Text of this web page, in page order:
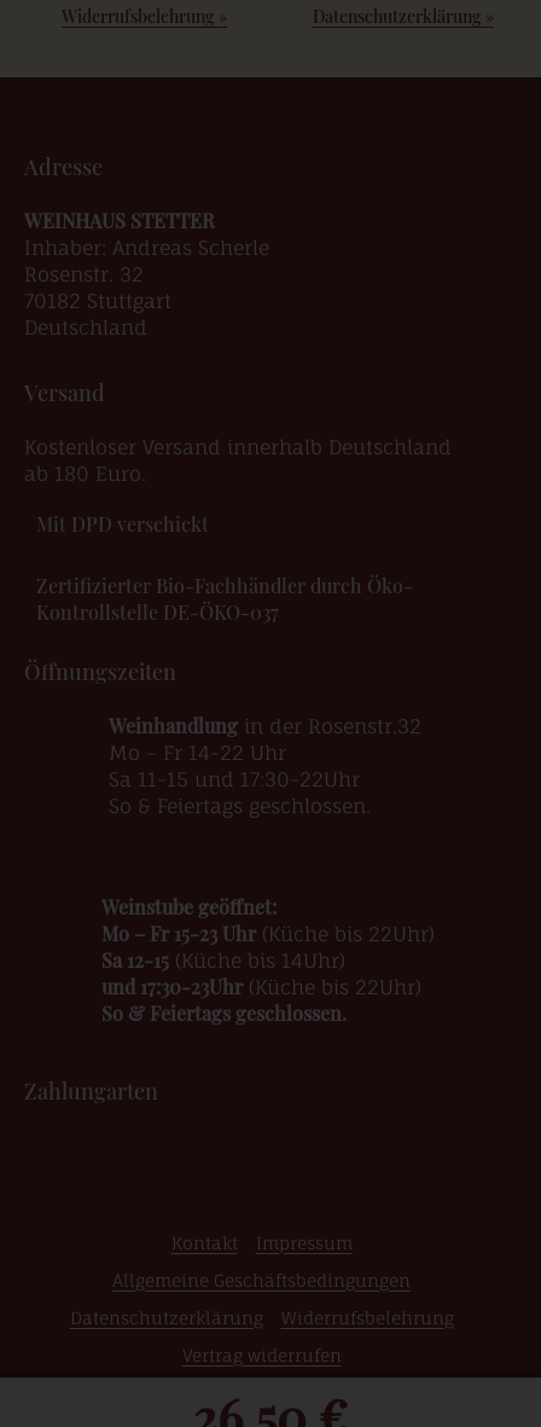
Widerrufsbelehrung » Datenschutzerklärung »
Adresse
WEINHAUS STETTER
Inhaber: Andreas Scherle
Rosenstr. 32
70182 Stuttgart
Deutschland
Versand
Kostenloser Versand innerhalb Deutschland
ab 180 Euro.
Mit DPD verschickt
Zertifizierter Bio-Fachhändler durch Öko-
Kontrollstelle DE-ÖKO-037
Öffnungszeiten
Weinhandlungin der Rosenstr.32
Mo – Fr 14-22 Uhr
Sa 11-15 und 17:30-22Uhr
So & Feiertags geschlossen.
Weinstube geöffnet:
Mo – Fr 15-23 Uhr(Küche bis 22Uhr)
Sa 12-15(Küche bis 14Uhr)
und 17:30-23Uhr(Küche bis 22Uhr)
So & Feiertags geschlossen.
Zahlungarten
Kontakt
Impressum
Allgemeine Geschäftsbedingungen
Datenschutzerklärung
Widerrufsbelehrung
Vertrag widerrufen
© 2026 Weinshop | Edle Weine | Raritäten | Grosse